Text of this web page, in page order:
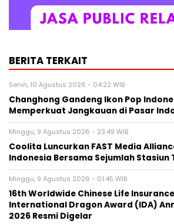
BERITA TERKAIT
Senin, 10 Agustus 2026 - 04:22 WIB
Changhong Gandeng Ikon Pop
Memperkuat Jangkauan di Pasar
Minggu, 9 Agustus 2026 - 23:49 WIB
Coolita Luncurkan FAST Media
Indonesia Bersama Sejumlah Stasiun
Minggu, 9 Agustus 2026 - 01:45 WIB
16th Worldwide Chinese Life
International Dragon Award (IDA)
2026 Resmi Digelar